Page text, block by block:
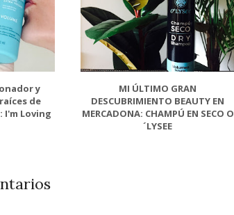
y
de
I'm Loving
MI ÚLTIMO GRAN
DESCUBRIMIENTO BEAUTY EN
MERCADONA: CHAMPÚ EN SECO O
´LYSEE